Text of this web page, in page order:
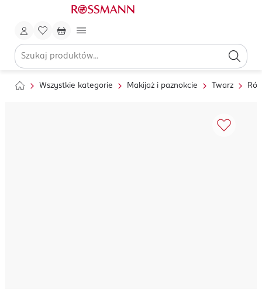
Wszystkie kategorie Makijaż i paznokcie Twarz